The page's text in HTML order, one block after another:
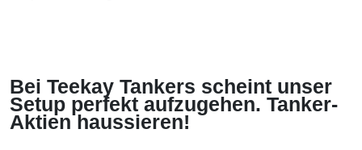
Bei Teekay Tankers scheint unser
Setup perfekt aufzugehen. Tanker-
Aktien haussieren!